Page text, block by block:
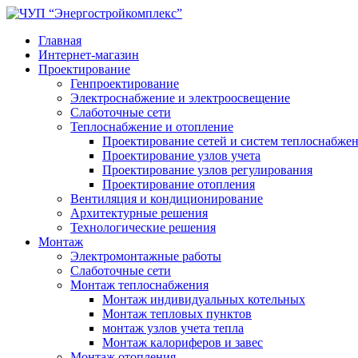
Главная
Интернет-магазин
Проектирование
Генпроектирование
Электроснабжение и электроосвещение
Слаботочные сети
Теплоснабжение и отопление
Проектирование сетей и систем
Проектирование узлов учета
Проектирование узлов регулирования
Проектирование отопления
Вентиляция и кондиционирование
Архитектурные решения
Технологические решения
Монтаж
Электромонтажные работы
Слаботочные сети
Монтаж теплоснабжения
Монтаж индивидуальных котельных
Монтаж тепловых пунктов
монтаж узлов учета тепла
Монтаж калориферов и завес